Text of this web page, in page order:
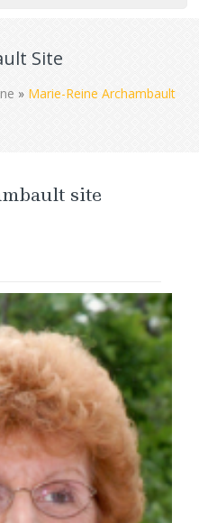
Site
» Marie-Reine Archambault
site